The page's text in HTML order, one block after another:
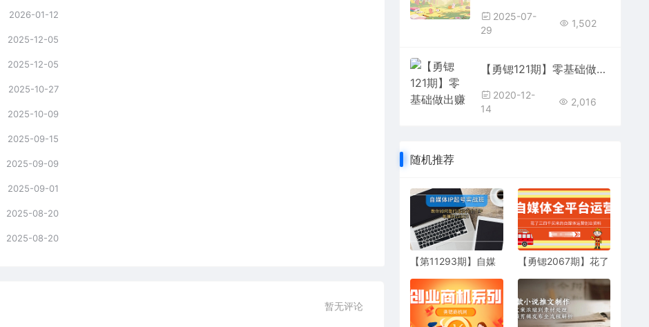
2026-01-12
2025-12-05
2025-12-05
2025-10-27
2025-10-09
2025-09-15
2025-09-09
2025-09-01
2025-08-20
2025-08-20
暂无评论
2025-07-
29
1,502
【勇锶121期】零基础做出赚钱的多平台自媒体（13节视频课程）【完结】
2020-12-
14
2,016
随机推荐
【第11293期】自媒
你如何靠打造设计个
人IP，年赚到100
万！
【勇锶2067期】花了
运营创业资料